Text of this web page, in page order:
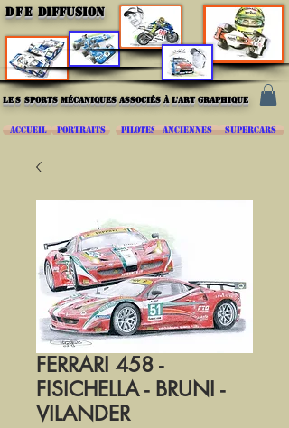
DFE DIFFUSION
les sports mécaniques associés à l'art graphique
ACCUEIL PORTRAITS PILOTES ANCIENNES SUPERCARS
FERRARI 458 -
FISICHELLA - BRUNI -
VILANDER